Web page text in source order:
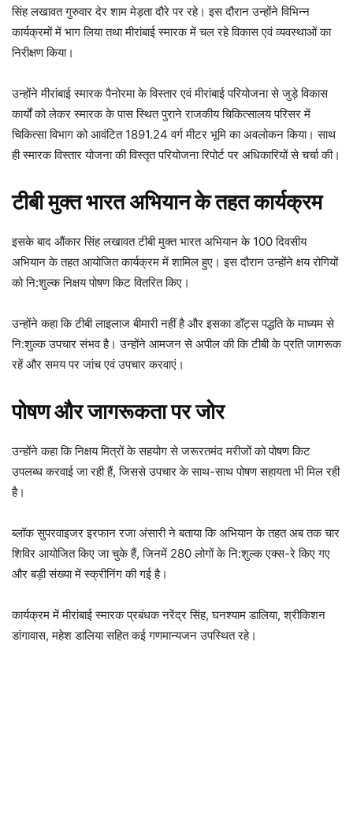
सिंह लखावतगुरुवार देर शाम मेड़ता दौरे पर रहे। इस दौरान उन्होंने विभिन्न
कार्यक्रमों में भाग लिया तथा मीरांबाई स्मारक में चल रहे विकास एवं व्यवस्थाओं का
निरीक्षण किया।
उन्होंने मीरांबाई स्मारक पैनोरमा के विस्तार एवं मीरांबाई परियोजना से जुड़े विकास
कार्यों को लेकर स्मारक के पास स्थित पुराने राजकीय चिकित्सालय परिसर में
चिकित्सा विभाग को आवंटित 1891.24 वर्ग मीटर भूमि का अवलोकन किया। साथ
ही स्मारक विस्तार योजना की विस्तृत परियोजना रिपोर्ट पर अधिकारियों से चर्चा की।
टीबी मुक्त भारत अभियान के तहत कार्यक्रम
इसके बाद औंकार सिंह लखावतटीबी मुक्त भारत अभियान के 100 दिवसीय
अभियान के तहत आयोजित कार्यक्रम में शामिल हुए। इस दौरान उन्होंने क्षय रोगियों
को नि:शुल्क निक्षय पोषण किट वितरित किए।
उन्होंने कहा कि टीबी लाइलाज बीमारी नहीं है और इसका डॉट्स पद्धति के माध्यम से
नि:शुल्क उपचार संभव है। उन्होंने आमजन से अपील की कि टीबी के प्रति जागरूक
रहें और समय पर जांच एवं उपचार करवाएं।
पोषण और जागरूकता पर जोर
उन्होंने कहा कि निक्षय मित्रों के सहयोग से जरूरतमंद मरीजों को पोषण किट
उपलब्ध करवाई जा रही हैं, जिससे उपचार के साथ-साथ पोषण सहायता भी मिल रही
है।
ब्लॉक सुपरवाइजर इरफान रजा अंसारी ने बताया कि अभियान के तहत अब तक चार
शिविर आयोजित किए जा चुके हैं, जिनमें 280 लोगों के नि:शुल्क एक्स-रे किए गए
और बड़ी संख्या में स्क्रीनिंग की गई है।
कार्यक्रम में मीरांबाई स्मारक प्रबंधक नरेंद्र सिंह, घनश्याम डालिया, श्रीकिशन
डांगावास, महेश डालिया सहित कई गणमान्यजन उपस्थित रहे।